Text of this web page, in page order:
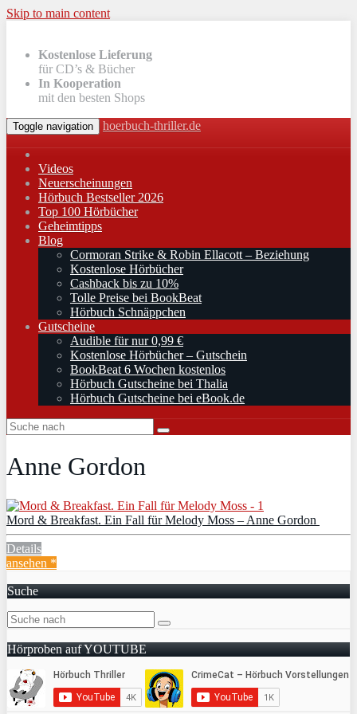
Skip to main content
Kostenlose Lieferung
für CD’s & Bücher
In Kooperation
mit den besten Shops
Toggle navigation hoerbuch-thriller.de
Videos
Neuerscheinungen
Hörbuch Bestseller 2026
Top 100 Hörbücher
Geheimtipps
Blog
Cormoran Strike & Robin Ellacott – Beziehung
Kostenlose Hörbücher
Cashback bis zu 10%
Tolle Preise bei BookBeat
Hörbuch Schnäppchen
Gutscheine
Audible für nur 0,99 €
Kostenlose Hörbücher – Gutschein
BookBeat 6 Wochen kostenlos
Hörbuch Gutscheine bei Thalia
Hörbuch Gutscheine bei eBook.de
Anne Gordon
Mord & Breakfast. Ein Fall für Melody Moss – Anne Gordon
Details
ansehen *
Suche
Hörproben auf YOUTUBE